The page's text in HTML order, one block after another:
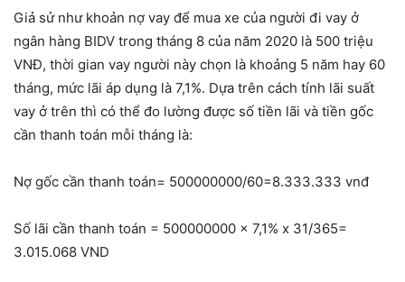
Giả sử như khoản nợ vay để mua xe của người đi vay ở
ngân hàng BIDV trong tháng 8 của năm 2020 là 500 triệu
VNĐ, thời gian vay người này chọn là khoảng 5 năm hay 60
tháng, mức lãi áp dụng là 7,1%. Dựa trên cách tính lãi suất
vay ở trên thì có thể đo lường được số tiền lãi và tiền gốc
cần thanh toán mỗi tháng là:
Nợ gốc cần thanh toán= 500000000/60=8.333.333 vnđ
Số lãi cần thanh toán = 500000000 x 7,1% x 31/365=
3.015.068 VND